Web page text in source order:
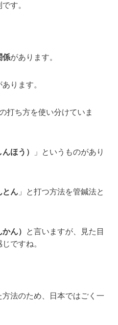
す。
係があります。
あります。
打ち方を使い分けていま
ほう）
」というものがあり
とん 」と打つ方法を管鍼法と
ん）
と言いますが、見た目
ですね。
法のため、日本ではごく一